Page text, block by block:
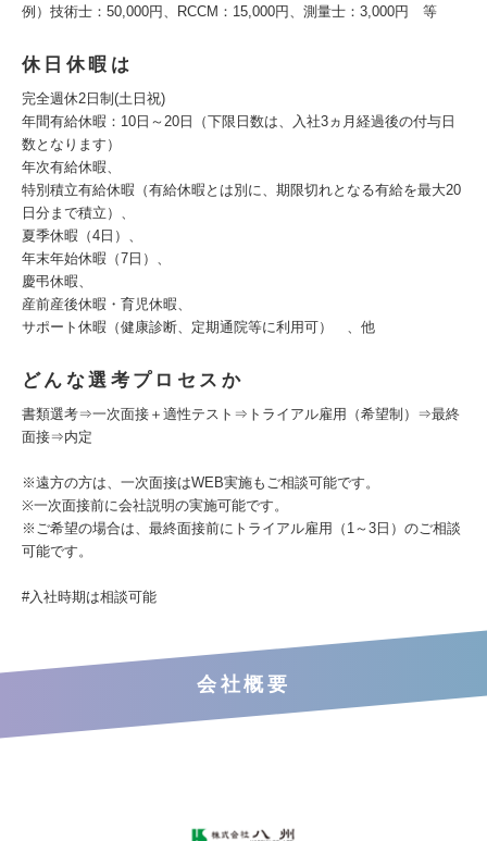
例）技術士：50,000円、RCCM：15,000円、測量士：3,000円 等
休日休暇は
完全週休2日制(土日祝)
年間有給休暇：10日～20日（下限日数は、入社3ヵ月経過後の付与日
数となります）
年次有給休暇、
特別積立有給休暇（有給休暇とは別に、期限切れとなる有給を最大20
日分まで積立）、
夏季休暇（4日）、
年末年始休暇（7日）、
慶弔休暇、
産前産後休暇・育児休暇、
サポート休暇（健康診断、定期通院等に利用可） 、他
どんな選考プロセスか
書類選考⇒一次面接＋適性テスト⇒トライアル雇用（希望制）⇒最終
面接⇒内定
※遠方の方は、一次面接はWEB実施もご相談可能です。
※一次面接前に会社説明の実施可能です。
※ご希望の場合は、最終面接前にトライアル雇用（1～3日）のご相談
可能です。
#入社時期は相談可能
会社概要